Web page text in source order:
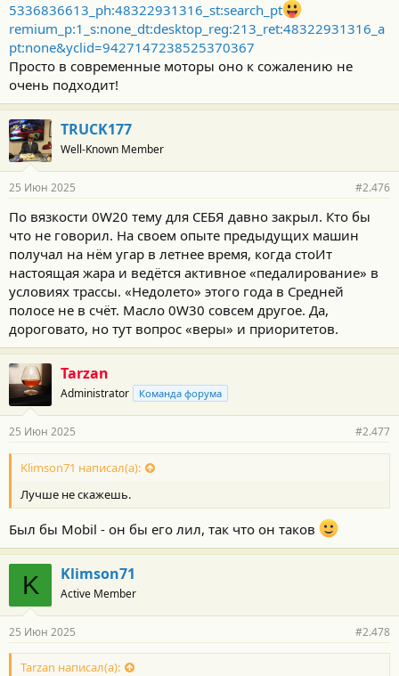
5336836613_ph:48322931316_st:search_pt
remium_p:1_s:none_dt:desktop_reg:213_ret:48322931316_a
pt:none&yclid=9427147238525370367
Просто в современные моторы оно к сожалению не
очень подходит!
TRUCK177
Well-Known Member
25 Июн 2025 #2.476
По вязкости 0W20 тему для СЕБЯ давно закрыл. Кто бы
что не говорил. На своем опыте предыдущих машин
получал на нём угар в летнее время, когда стоИт
настоящая жара и ведётся активное «педалирование» в
условиях трассы. «Недолето» этого года в Средней
полосе не в счёт. Масло 0W30 совсем другое. Да,
дороговато, но тут вопрос «веры» и приоритетов.
Tarzan
Administrator Команда форума
25 Июн 2025 #2.477
Klimson71 написал(а):
Лучше не скажешь.
Был бы Mobil - он бы его лил, так что он таков
K Klimson71
Active Member
25 Июн 2025 #2.478
Tarzan написал(а):